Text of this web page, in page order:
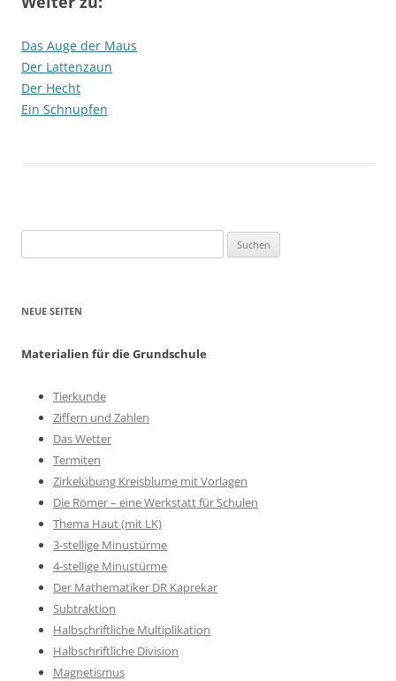
Das Auge der Maus
Der Lattenzaun
Der Hecht
Ein Schnupfen
nach:
NEUE SEITEN
Materialien für die Grundschule
Tierkunde
Ziffern und Zahlen
Das Wetter
Termiten
Zirkelübung Kreisblume mit Vorlagen
Die Römer – eine Werkstatt für Schulen
Thema Haut (mit LK)
3-stellige Minustürme
4-stellige Minustürme
Der Mathematiker DR Kaprekar
Subtraktion
Halbschriftliche Multiplikation
Halbschriftliche Division
Magnetismus